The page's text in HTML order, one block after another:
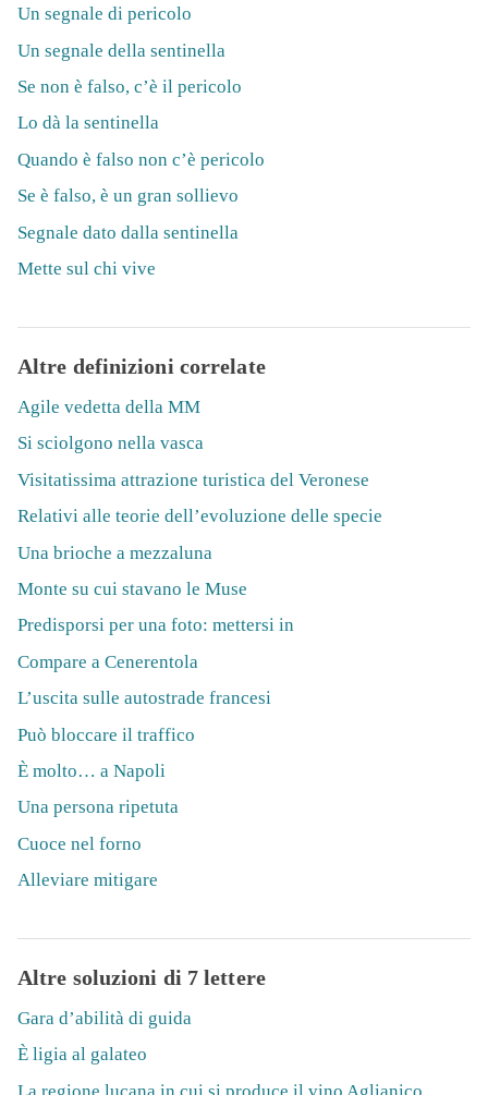
Un segnale di pericolo
Un segnale della sentinella
Se non è falso, c’è il pericolo
Lo dà la sentinella
Quando è falso non c’è pericolo
Se è falso, è un gran sollievo
Segnale dato dalla sentinella
Mette sul chi vive
Altre definizioni correlate
Agile vedetta della MM
Si sciolgono nella vasca
Visitatissima attrazione turistica del Veronese
Relativi alle teorie dell’evoluzione delle specie
Una brioche a mezzaluna
Monte su cui stavano le Muse
Predisporsi per una foto: mettersi in
Compare a Cenerentola
L’uscita sulle autostrade francesi
Può bloccare il traffico
È molto… a Napoli
Una persona ripetuta
Cuoce nel forno
Alleviare mitigare
Altre soluzioni di 7 lettere
Gara d’abilità di guida
È ligia al galateo